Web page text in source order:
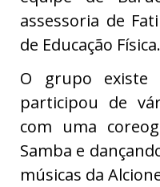
assessoria de
de Educação Física.
O grupo existe
participou de
com uma
Samba e
músicas da